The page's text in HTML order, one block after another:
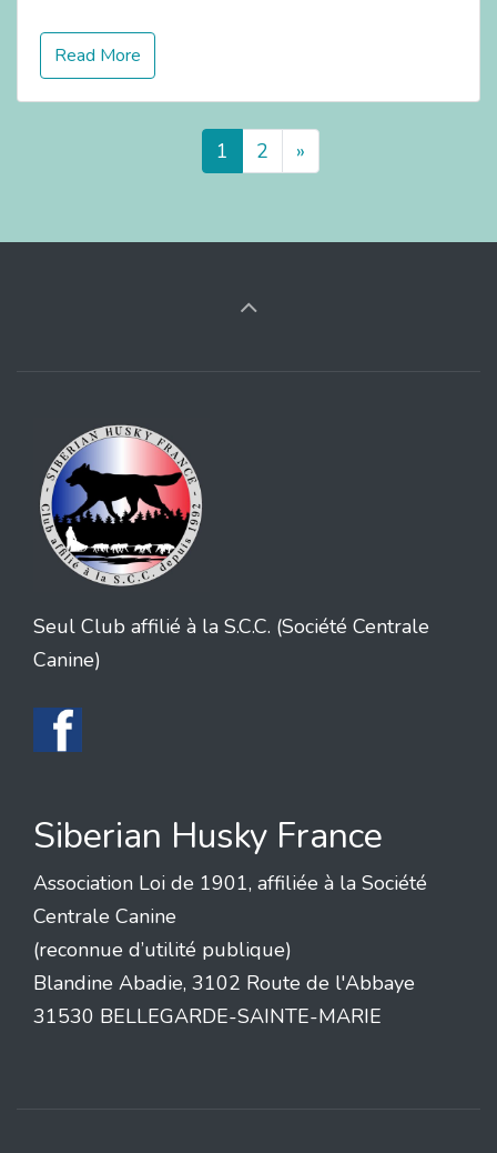
Read More
1 2 »
Seul Club affilié à la S.C.C. (Société Centrale
Canine)
Siberian Husky France
Association Loi de 1901, affiliée à la Société
Centrale Canine
(reconnue d’utilité publique)
Blandine Abadie, 3102 Route de l'Abbaye
31530 BELLEGARDE-SAINTE-MARIE